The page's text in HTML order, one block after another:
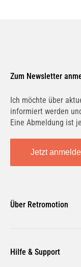
Zum Newsletter
Ich möchte über
informiert werden
Eine Abmeldung ist
Jetzt
Über Retromotion
Unsere Jobs
Hilfe & Support